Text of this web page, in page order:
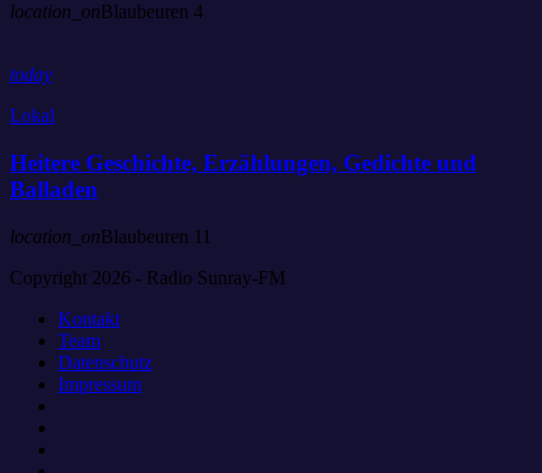
location_on Blaubeuren 4
today
Lokal
Heitere Geschichte, Erzählungen, Gedichte und
Balladen
location_onBlaubeuren 11
Copyright 2026 - Radio Sunray-FM
Kontakt
Team
Datenschutz
Impressum